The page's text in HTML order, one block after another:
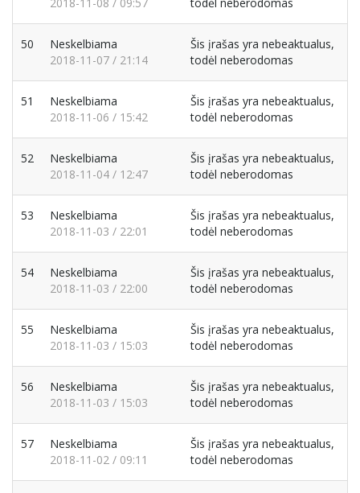
2018-11-08 / 09:57 todėl neberodomas
50
Neskelbiama
2018-11-07 / 21:14
Šis įrašas yra nebeaktualus,
todėl neberodomas
51
Neskelbiama
2018-11-06 / 15:42
Šis įrašas yra nebeaktualus,
todėl neberodomas
52
Neskelbiama
2018-11-04 / 12:47
Šis įrašas yra nebeaktualus,
todėl neberodomas
53
Neskelbiama
2018-11-03 / 22:01
Šis įrašas yra nebeaktualus,
todėl neberodomas
54
Neskelbiama
2018-11-03 / 22:00
Šis įrašas yra nebeaktualus,
todėl neberodomas
55
Neskelbiama
2018-11-03 / 15:03
Šis įrašas yra nebeaktualus,
todėl neberodomas
56
Neskelbiama
2018-11-03 / 15:03
Šis įrašas yra nebeaktualus,
todėl neberodomas
57
Neskelbiama
2018-11-02 / 09:11
Šis įrašas yra nebeaktualus,
todėl neberodomas